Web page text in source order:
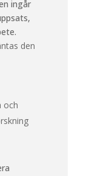
ingår
den
och